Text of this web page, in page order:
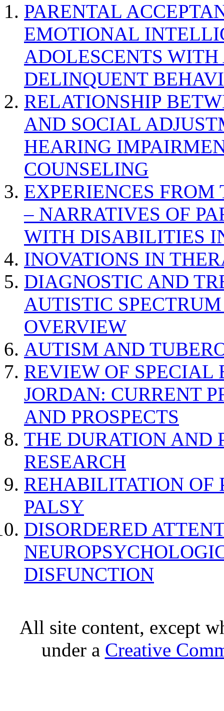
PARENTAL
EMOTIONAL
ADOLESCENTS
DELINQUENT
RELATIONSHIP
AND SOCIAL
HEARING
COUNSELING
EXPERIENCES
– NARRATIVES OF
WITH DISABILITIES
INOVATIONS IN
DIAGNOSTIC AND
AUTISTIC
OVERVIEW
AUTISM AND
REVIEW OF SPECIAL
JORDAN: CURRENT
AND PROSPECTS
THE DURATION AND
RESEARCH
REHABILITATION OF
PALSY
DISORDERED
DISFUNCTION
All site content, except
under a Creative